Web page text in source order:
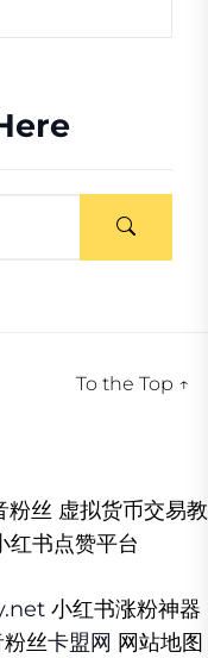
To the Top ↑
粉丝 虚拟货币交易教
红书点赞平台
小红书涨粉神器
丝卡盟网 网站地图